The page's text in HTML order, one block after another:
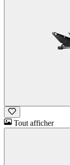
Tout afficher